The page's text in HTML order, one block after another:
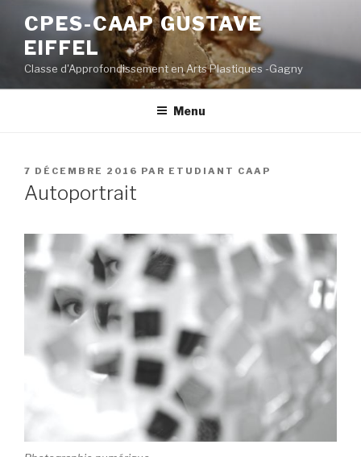
contenu
principal
CPES-CAAP GUSTAVE
EIFFEL
Classe d'Approfondissement en Arts Plastiques -Gagny
Menu
PUBLIÉ
LE
7 DÉCEMBRE 2016 PAR ETUDIANT CAAP
Autoportrait